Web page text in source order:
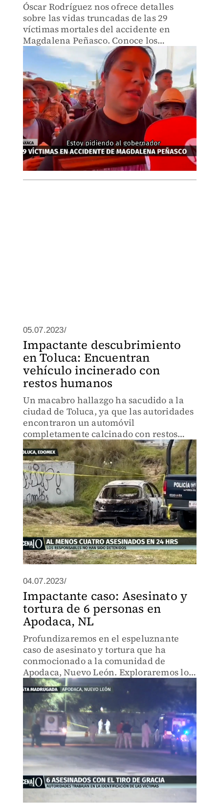
Óscar Rodríguez nos ofrece detalles
sobre las vidas truncadas de las 29
víctimas mortales del accidente en
Magdalena Peñasco. Conoce los
testimonios emocionantes de sus
familiares y descubre cómo este suceso
ha conmovido a toda la comunidad.
05.07.2023/
Impactante descubrimiento
en Toluca: Encuentran
vehículo incinerado con
restos humanos
Un macabro hallazgo ha sacudido a la
ciudad de Toluca, ya que las autoridades
encontraron un automóvil
completamente calcinado con restos
humanos en su interior. Lee más sobre
este espeluznante suceso y las
investigaciones en curso.
04.07.2023/
Impactante caso: Asesinato y
tortura de 6 personas en
Apodaca, NL
Profundizaremos en el espeluznante
caso de asesinato y tortura que ha
conmocionado a la comunidad de
Apodaca, Nuevo León. Exploraremos los
detalles perturbadores de este crimen,
las teorías detrás de los presuntos
perpetradores y las investigaciones